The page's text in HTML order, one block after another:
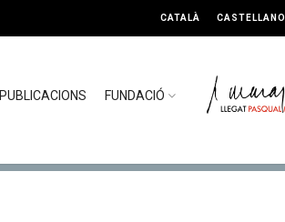
CATALÀ CASTELLANO
PUBLICACIONS FUNDACIÓ